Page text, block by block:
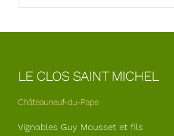
LE CLOS SAINT MICHEL
Châteauneuf-du-Pape
Vignobles Guy Mousset et fils